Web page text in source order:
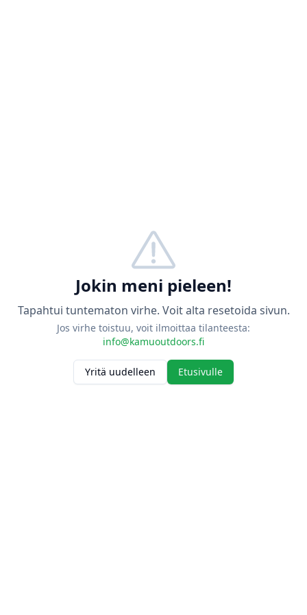
Jokin meni pieleen!
Tapahtui tuntematon virhe. Voit alta resetoida sivun.
Jos virhe toistuu, voit ilmoittaa tilanteesta:
info@kamuoutdoors.fi
Yritä uudelleen Etusivulle